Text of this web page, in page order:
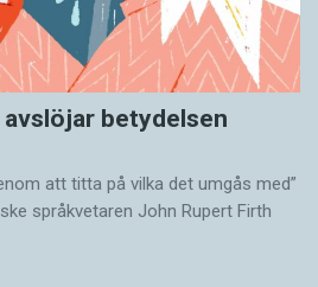
betydelsen
att titta på vilka det umgås med”
språkvetaren John Rupert Firth